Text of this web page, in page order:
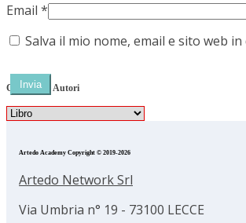
Email *
Salva il mio nome, email e sito web
Categorie e Autori
Artedo Academy Copyright © 2019-2026
Artedo Network Srl
Via Umbria n° 19 - 73100 LECCE